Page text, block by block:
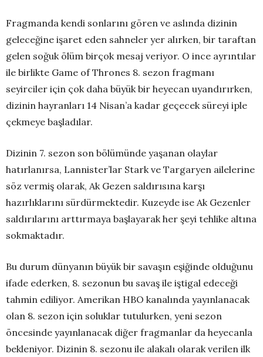
Fragmanda kendi sonlarını gören ve aslında dizinin
geleceğine işaret eden sahneler yer alırken, bir taraftan
gelen soğuk ölüm birçok mesaj veriyor. O ince ayrıntılar
ile birlikte Game of Thrones 8. sezon fragmanı
seyirciler için çok daha büyük bir heyecan uyandırırken,
dizinin hayranları 14 Nisan’a kadar geçecek süreyi iple
çekmeye başladılar.
Dizinin 7. sezon son bölümünde yaşanan olaylar
hatırlanırsa, Lannister’lar Stark ve Targaryen ailelerine
söz vermiş olarak, Ak Gezen saldırısına karşı
hazırlıklarını sürdürmektedir. Kuzeyde ise Ak Gezenler
saldırılarını arttırmaya başlayarak her şeyi tehlike altına
sokmaktadır.
Bu durum dünyanın büyük bir savaşın eşiğinde olduğunu
ifade ederken, 8. sezonun bu savaş ile iştigal edeceği
tahmin ediliyor. Amerikan HBO kanalında yayınlanacak
olan 8. sezon için soluklar tutulurken, yeni sezon
öncesinde yayınlanacak diğer fragmanlar da heyecanla
bekleniyor. Dizinin 8. sezonu ile alakalı olarak verilen ilk